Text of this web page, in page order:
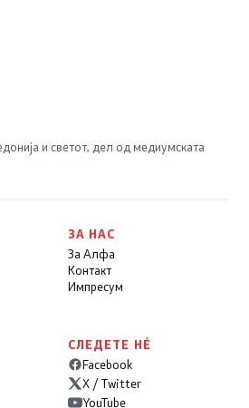
и светот, дел од медиумската
ЗА НАС
За Алфа
Контакт
Импресум
СЛЕДЕТЕ НÉ
Facebook
X / Twitter
YouTube